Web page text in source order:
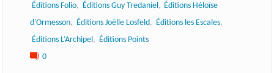
Éditions Folio, Éditions Guy Tredaniel , Éditions Hėloïse
d'Ormesson, Éditions Joëlle Losfeld, Éditions les Escales,
Éditions L’Archipel , Éditions Points
0